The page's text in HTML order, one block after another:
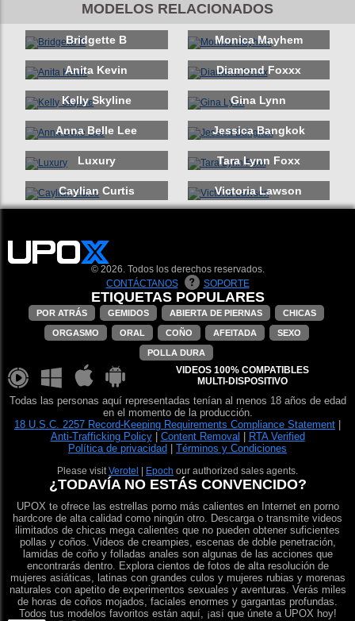
MODELOS RELACIONADOS
Bridgette B Monica Mayhem
Anita Kevin Diamond Foxxx
Kelly Skyline Gina Lynn
Anna Belle Lee Jessica Bangkok
Luxury Tara Lynn Foxx
Caylian Curtis Victoria Lawson
© 2026. Todos los derechos reservados.
CONTÁCTANOS
SOPORTE
ETIQUETAS POPULARES
POR ATRÁS GEMIDOS ABIERTA DE PIERNAS CHICAS
ORGASMO ORAL COÑO AFEITADA SEXO
POLLA DURA
VIDEOS 100% COMPATIBLES
MULTI-DISPOSITIVO
Todas las personas aquí representadas tenían al menos 18 años de edad
en el momento de la producción.
18 U.S.C. 2257 Record-Keeping Requirements Compliance Statement
Anti-Trafficking Policy| Content Removal
RTA Verified
Política de privacidad
Términos y Condiciones
Please visitVerotel Epoch our authorized sales agents.
¿TODAVÍA NO ESTÁS CONVENCIDO?
UPOX te ofrece las estrellas porno más calientes en Internet en porno
hardcore de alta calidad como ningún otro. Descarga o transmite videos
ilimitados de chicas mega calientes que no pueden obtener suficientes
pollas y coños. Videos de creampies, escenas de doble penetración,
lamidas de coño y folladas anales son algunas de las acciones que
encontrarás dentro. Explora cientos de fotos de alta resolución de
mujeres asiáticas, latinas con grandes culos y mujeres rubias y morenas
naturales con apetito de experimentos sexuales y aventuras. Verás miles
de horas de coños mojados, faciales enormes y gargantas profundas.
Todos tus modelos favoritos están aquí, ¡así que únete a UPOX hoy!